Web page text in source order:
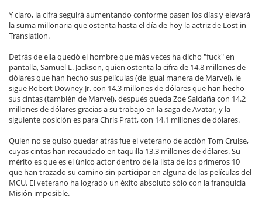
Y claro, la cifra seguirá aumentando conforme pasen los días y elevará
la suma millonaria que ostenta hasta el día de hoy la actriz de Lost in
Translation.
Detrás de ella quedó el hombre que más veces ha dicho "fuck" en
pantalla, Samuel L. Jackson, quien ostenta la cifra de 14.8 millones de
dólares que han hecho sus películas (de igual manera de Marvel), le
sigue Robert Downey Jr. con 14.3 millones de dólares que han hecho
sus cintas (también de Marvel), después queda Zoe Saldaña con 14.2
millones de dólares gracias a su trabajo en la saga de Avatar, y la
siguiente posición es para Chris Pratt, con 14.1 millones de dólares.
Quien no se quiso quedar atrás fue el veterano de acción Tom Cruise,
cuyas cintas han recaudado en taquilla 13.3 millones de dólares. Su
mérito es que es el único actor dentro de la lista de los primeros 10
que han trazado su camino sin participar en alguna de las películas del
MCU. El veterano ha logrado un éxito absoluto sólo con la franquicia
Misión imposible.